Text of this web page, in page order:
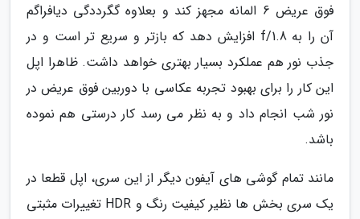
فوق عریض 6 المانه مجهز کند و بعلاوه گگرددگی دیافراگم
آن را به f/1.8 افزایش دهد که بازتر و سریع تر است و در
جذب نور هم عملکرد بسیار بهتری خواهد داشت. ظاهرا اپل
این کار را برای بهبود تجربه عکاسی با دوربین فوق عریض در
نور شب انجام داد و به نظر می رسد کار درستی هم نموده
باشد.
مانند تمام گوشی های آیفون دیگر از این سری، اپل قطعا در
یک سری بخش ها نظیر کیفیت رنگ و HDR تغییرات مثبتی